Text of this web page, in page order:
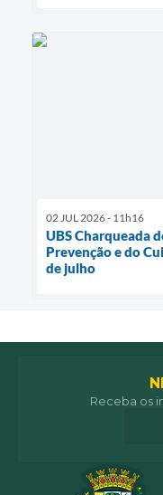
02 JUL 2026 - 11h16
UBS Charqueada
Prevenção e do
de julho
Receba os